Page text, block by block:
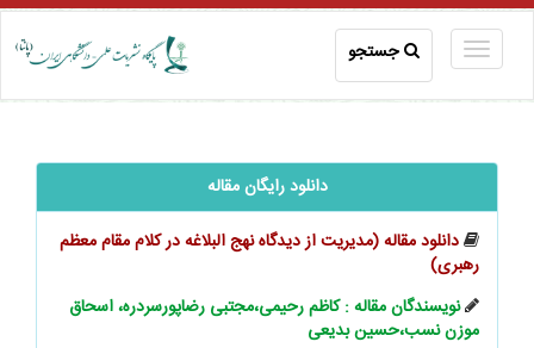
جستجو
دانلود رایگان مقاله
دانلود مقاله (مدیریت از دیدگاه نهج ‫البلاغه در کلام مقام معظم
رهبری‬)
نویسندگان مقاله : کاظم رحیمی،مجتبی رضاپورسردره، اسحاق
موزن نسب،حسین بدیعی